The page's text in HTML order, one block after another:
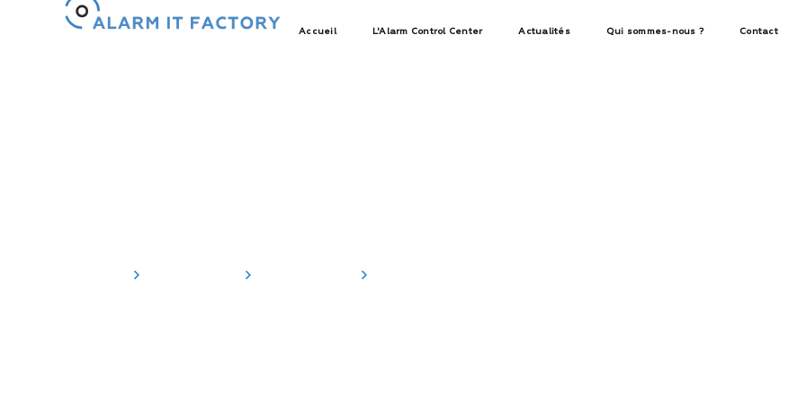
Accueil L'Alarm Control Center Actualités Qui sommes-nous ? Contact